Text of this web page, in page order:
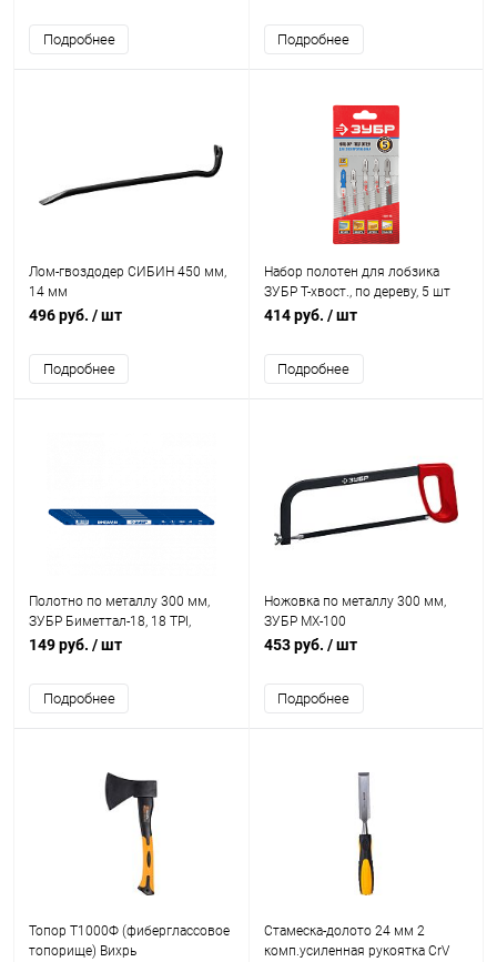
Подробнее Подробнее
Лом-гвоздодер СИБИН 450 мм,
14 мм
496 руб. / шт
Подробнее
Набор полотен для лобзика
ЗУБР T-хвост., по дереву, 5 шт
414 руб. / шт
Подробнее
Полотно по металлу 300 мм,
ЗУБР Биметтал-18, 18 TPI,
биметаллическое
149 руб. / шт
Подробнее
Ножовка по металлу 300 мм,
ЗУБР MX-100
453 руб. / шт
Подробнее
Топор Т1000Ф (фиберглассовое
топорище) Вихрь
Стамеска-долото 24 мм 2
комп.усиленная рукоятка CrV